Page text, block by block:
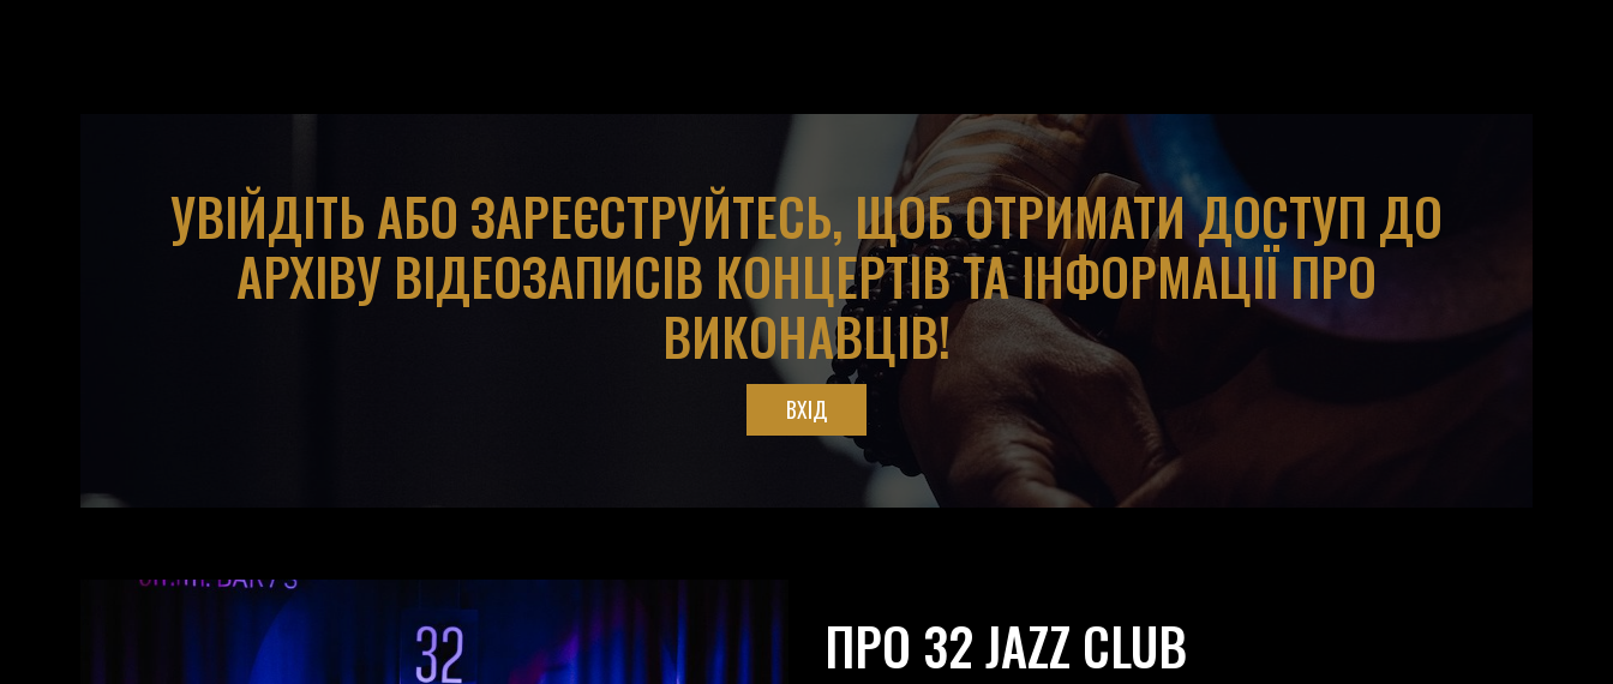
УВІЙДІТЬ АБО ЗАРЕЄСТРУЙТЕСЬ, ЩОБ ОТРИМАТИ ДОСТУП ДО
АРХІВУ ВІДЕОЗАПИСІВ КОНЦЕРТІВ ТА ІНФОРМАЦІЇ ПРО
ВИКОНАВЦІВ!
ВХІД
ПРО 32 JAZZ CLUB